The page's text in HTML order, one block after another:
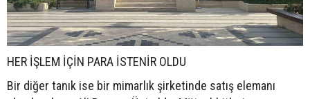
HER İŞLEM İÇİN PARA İSTENİR OLDU
Bir diğer tanık ise bir mimarlık şirketinde satış elemanı